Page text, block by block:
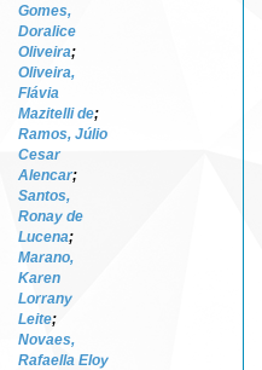
Gomes,
Doralice
Oliveira;
Oliveira,
Flávia
Mazitelli de;
Ramos, Júlio
Cesar
Alencar;
Santos,
Ronay de
Lucena;
Marano,
Karen
Lorrany
Leite;
Novaes,
Rafaella Eloy